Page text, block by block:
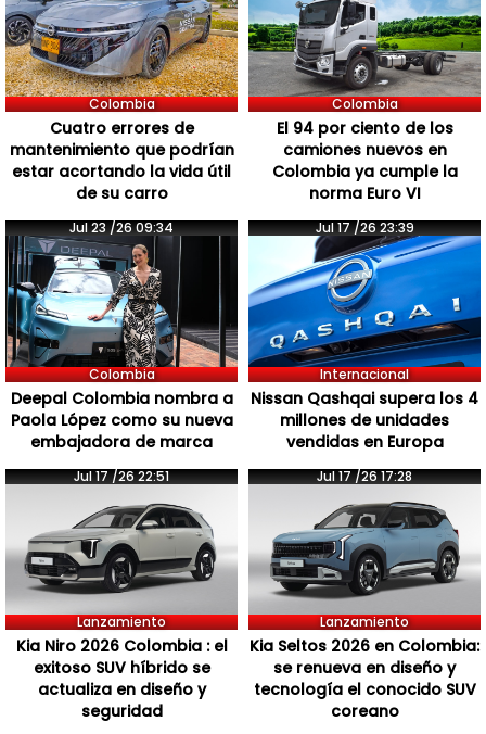
Colombia
Cuatro errores de
mantenimiento que podrían
estar acortando la vida útil
de su carro
Colombia
El 94 por ciento de los
camiones nuevos en
Colombia ya cumple la
norma Euro VI
Jul 23 /26 09:34
Colombia
Deepal Colombia nombra a
Paola López como su nueva
embajadora de marca
Jul 17 /26 23:39
Internacional
Nissan Qashqai supera los 4
millones de unidades
vendidas en Europa
Jul 17 /26 22:51
Lanzamiento
Kia Niro 2026 Colombia : el
exitoso SUV híbrido se
actualiza en diseño y
seguridad
Jul 17 /26 17:28
Lanzamiento
Kia Seltos 2026 en Colombia:
se renueva en diseño y
tecnología el conocido SUV
coreano